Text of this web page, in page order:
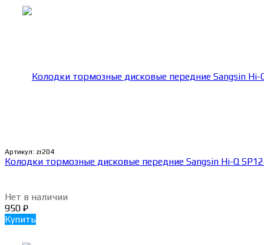
Артикул: zr204
Колодки тормозные дисковые передние Sangsin Hi-Q
Нет в наличии
950 ₽
Купить